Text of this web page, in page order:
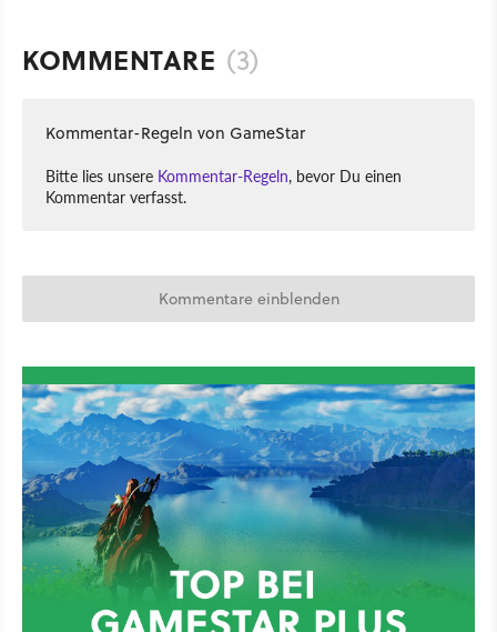
KOMMENTARE (3)
Kommentar-Regeln von GameStar
Bitte lies unsere Kommentar-Regeln, bevor Du einen
Kommentar verfasst.
Kommentare einblenden